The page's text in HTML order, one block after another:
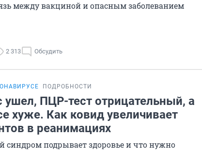
между вакциной и опасным заболеванием
2 313 Обсудить
ПОДРОБНОСТИ
ушел, ПЦР-тест отрицательный, а
хуже. Как ковид увеличивает
в реанимациях
синдром подрывает здоровье и что нужно